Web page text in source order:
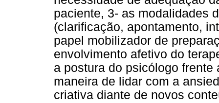
paciente, 3- as modalidades
(clarificação, apontamento,
papel mobilizador de
envolvimento afetivo do
a postura do psicólogo
maneira de lidar com a
criativa diante de novos